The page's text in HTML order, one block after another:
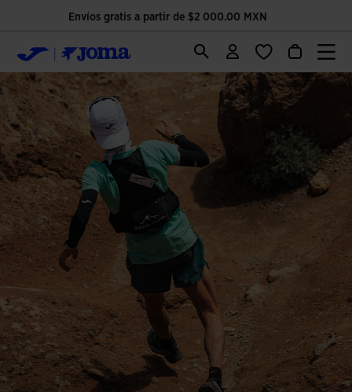
Única página oficial de Joma Sport